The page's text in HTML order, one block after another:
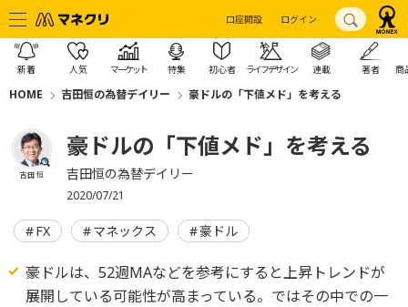
口座開設 ログイン
新着 人気 マーケット 特集 初心者 ライフデザイン 連載 著者 商
HOME 吉田恒の為替デイリー 豪ドルの「下値メド」を考える
吉田 恒
豪ドルの「下値メド」を考える
吉田恒の為替デイリー
2020/07/21
FX マネックス 豪ドル
豪ドルは、52週MAなどを参考にすると上昇トレンドが
展開している可能性が高まっている。ではその中での一